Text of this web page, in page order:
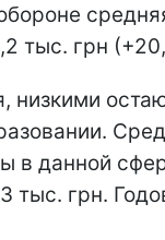
тыс. грн
низкими
в данной
тыс. грн.